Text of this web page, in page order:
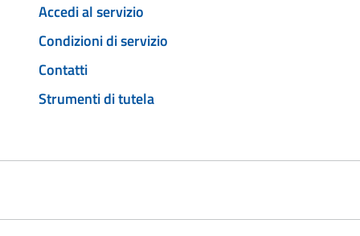
Accedi al servizio
Condizioni di servizio
Contatti
Strumenti di tutela